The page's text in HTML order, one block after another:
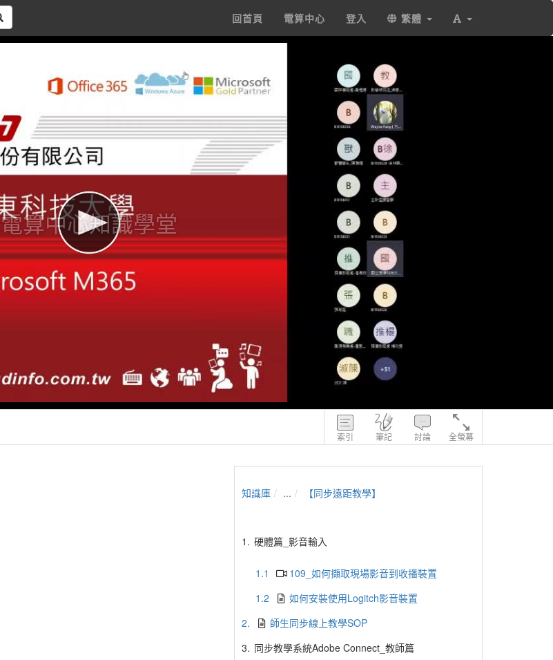
回首頁 電算中心 登入 繁體
電算中心知識學堂
索引 筆記 討論 全螢幕
知識庫 ... 【同步遠距教學】
1. 硬體篇_影音輸入
1.1
109_如何擷取現場影音到收播裝置
1.2
如何安裝使用Logitch影音裝置
2.
師生同步線上教學SOP
3. 同步教學系統Adobe Connect_教師篇